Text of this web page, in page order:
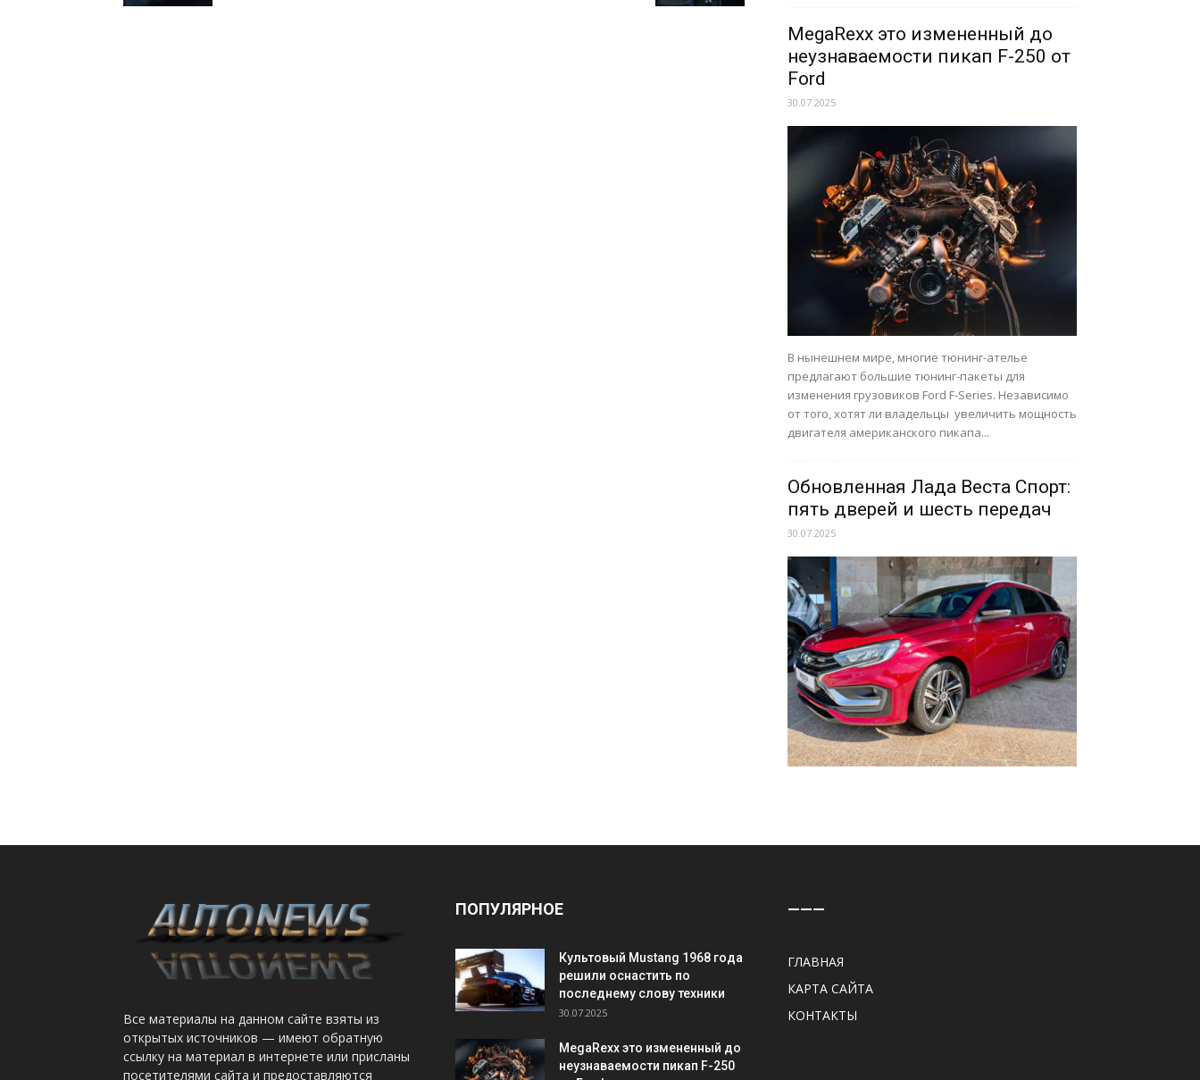
MegaRexx это измененный до
неузнаваемости пикап F-250 от
Ford
30.07.2025
В нынешнем мире, многие тюнинг-ателье
предлагают большие тюнинг-пакеты для
изменения грузовиков Ford F-Series. Независимо
от того, хотят ли владельцы увеличить мощность
двигателя американского пикапа...
Обновленная Лада Веста Спорт:
пять дверей и шесть передач
30.07.2025
Все материалы на данном сайте взяты из
открытых источников — имеют обратную
ссылку на материал в интернете или присланы
посетителями сайта и предоставляются
ПОПУЛЯРНОЕ
Культовый Mustang 1968 года
решили оснастить по
последнему слову техники
30.07.2025
MegaRexx это измененный до
неузнаваемости пикап F-250
———
ГЛАВНАЯ
КАРТА САЙТА
КОНТАКТЫ